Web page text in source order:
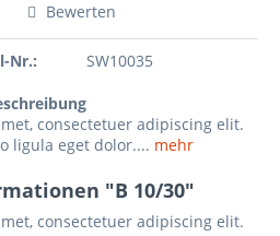
Bewerten
Nr.: SW10035
consectetuer adipiscing elit.
ligula eget dolor.... mehr
"B 10/30"
consectetuer adipiscing elit.